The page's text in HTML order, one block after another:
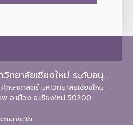
โรงเรียนสาธิตมหาวิทยาลัยเชียงใหม่ ระดับอนุบาลและประถมศึกษา
กษาศาสตร์ มหาวิทยาลัยเชียงใหม่
อ.เมือง จ.เชียงใหม่ 50200